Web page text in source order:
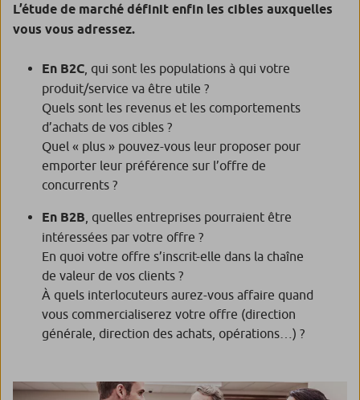
L’étude de marché définit enfin les cibles auxquelles
vous vous adressez.
En B2C , qui sont les populations à qui votre
produit/service va être utile ?
Quels sont les revenus et les comportements
d’achats de vos cibles ?
Quel « plus » pouvez-vous leur proposer pour
emporter leur préférence sur l’offre de
concurrents ?
En B2B , quelles entreprises pourraient être
intéressées par votre offre ?
En quoi votre offre s’inscrit-elle dans la chaîne
de valeur de vos clients ?
À quels interlocuteurs aurez-vous affaire quand
vous commercialiserez votre offre (direction
générale, direction des achats, opérations…) ?